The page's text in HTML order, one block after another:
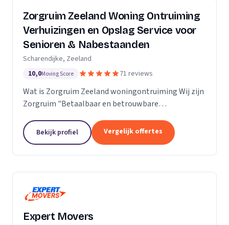
Zorgruim Zeeland Woning Ontruiming
Verhuizingen en Opslag Service voor
Senioren & Nabestaanden
Scharendijke, Zeeland
10,0Moving Score 71 reviews
Wat is Zorgruim Zeeland woningontruiming Wij zijn
Zorgruim "Betaalbaar en betrouwbare
kleine verhuizingen.” Onze Kwaliteit is namelijk zo
ongelofelijk...
Bekijk profiel Vergelijk offertes
Expert Movers